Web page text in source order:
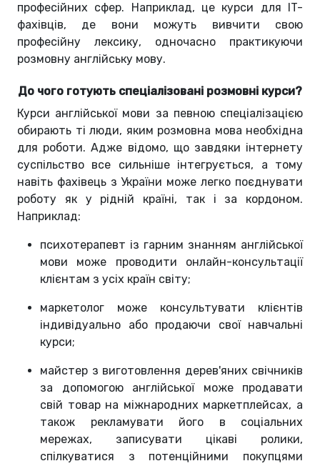
професійних сфер. Наприклад, це курси для IT-
фахівців, де вони можуть вивчити свою
професійну лексику, одночасно практикуючи
розмовну англійську мову.
До чого готують спеціалізовані розмовні курси?
Курси англійської мови за певною спеціалізацією
обирають ті люди, яким розмовна мова необхідна
для роботи. Адже відомо, що завдяки інтернету
суспільство все сильніше інтегрується, а тому
навіть фахівець з України може легко поєднувати
роботу як у рідній країні, так і за кордоном.
Наприклад:
психотерапевт із гарним знанням англійської
мови може проводити онлайн-консультації
клієнтам з усіх країн світу;
маркетолог може консультувати клієнтів
індивідуально або продаючи свої навчальні
курси;
майстер з виготовлення дерев'яних свічників
за допомогою англійської може продавати
свій товар на міжнародних маркетплейсах, а
також рекламувати його в соціальних
мережах, записувати цікаві ролики,
спілкуватися з потенційними покупцями